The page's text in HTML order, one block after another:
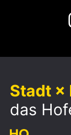
Stadt ×
das